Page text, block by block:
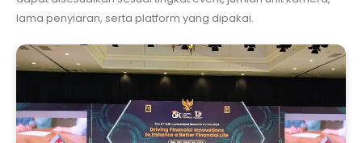
lama penyiaran, serta platform yang dipakai.